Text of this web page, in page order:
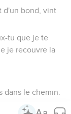
d'un bond, vint
tu que je te
je recouvre la
dans le chemin.